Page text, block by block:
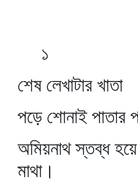
১
শেষ লেখাটার খাতা
পড়ে শোনাই পাতার
অমিয়নাথ স্তব্ধ
মাথা।